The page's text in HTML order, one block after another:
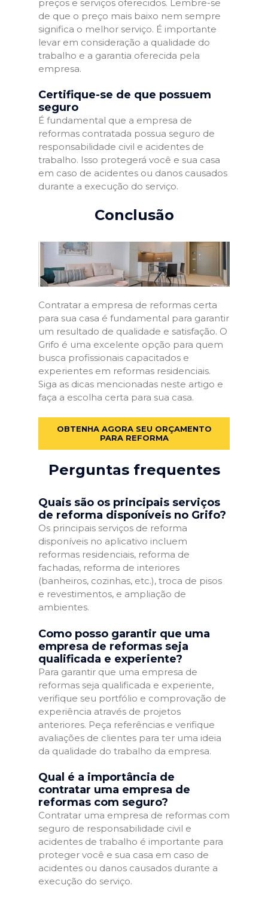
preços e serviços oferecidos. Lembre-se
de que o preço mais baixo nem sempre
significa o melhor serviço. É importante
levar em consideração a qualidade do
trabalho e a garantia oferecida pela
empresa.
Certifique-se de que possuem
seguro
É fundamental que a empresa de
reformas contratada possua seguro de
responsabilidade civil e acidentes de
trabalho. Isso protegerá você e sua casa
em caso de acidentes ou danos causados
durante a execução do serviço.
Conclusão
Contratar a empresa de reformas certa
para sua casa é fundamental para garantir
um resultado de qualidade e satisfação. O
Grifo é uma excelente opção para quem
busca profissionais capacitados e
experientes em reformas residenciais.
Siga as dicas mencionadas neste artigo e
faça a escolha certa para sua casa.
OBTENHA AGORA SEU ORÇAMENTO
PARA REFORMA
Perguntas frequentes
Quais são os principais serviços
de reforma disponíveis no Grifo?
Os principais serviços de reforma
disponíveis no aplicativo incluem
reformas residenciais, reforma de
fachadas, reforma de interiores
(banheiros, cozinhas, etc.), troca de pisos
e revestimentos, e ampliação de
ambientes.
Como posso garantir que uma
empresa de reformas seja
qualificada e experiente?
Para garantir que uma empresa de
reformas seja qualificada e experiente,
verifique seu portfólio e comprovação de
experiência através de projetos
anteriores. Peça referências e verifique
avaliações de clientes para ter uma ideia
da qualidade do trabalho da empresa.
Qual é a importância de
contratar uma empresa de
reformas com seguro?
Contratar uma empresa de reformas com
seguro de responsabilidade civil e
acidentes de trabalho é importante para
proteger você e sua casa em caso de
acidentes ou danos causados durante a
execução do serviço.